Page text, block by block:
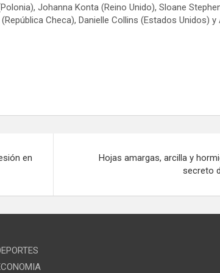
Johanna Konta (Reino Unido), Sloane
Checa), Danielle Collins (Estados Unidos) y
en
Hojas amargas, arcilla y
secreto